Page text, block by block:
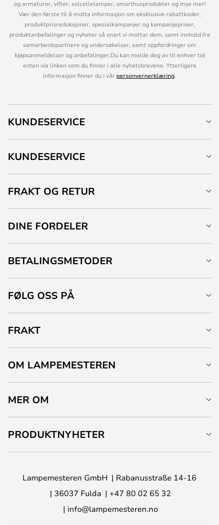
og armaturer, vifter, solcellelamper, smarthusprodukter og mye mer!
Vær den første til å motta informasjon om eksklusive rabattkoder,
produktprisreduksjoner, spesialkampanjer og kampanjepriser,
produktanbefalinger og nyheter så snart vi mottar dem, samt innhold fra
samarbeidspartnere og undersøkelser, samt oppfordringer om
kjøpsanmeldelser og anbefalinger.Du kan melde deg av til enhver tid
enten via linken som du finner i alle nyhetsbrevene. Ytterligere
informasjon finner du i vår personvernerklæring.
KUNDESERVICE
KUNDESERVICE
FRAKT OG RETUR
DINE FORDELER
BETALINGSMETODER
FØLG OSS PÅ
FRAKT
OM LAMPEMESTEREN
MER OM
PRODUKTNYHETER
Lampemesteren GmbH
Rabanusstraße 14-16
36037 Fulda
+47 80 02 65 32
info@lampemesteren.no